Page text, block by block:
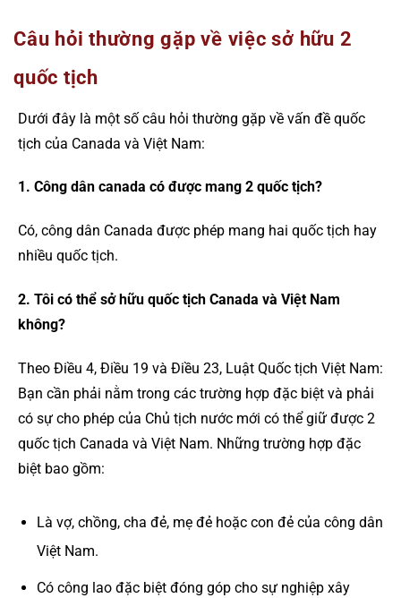
Câu hỏi thường gặp về việc sở hữu 2
quốc tịch
Dưới đây là một số câu hỏi thường gặp về vấn đề quốc
tịch của Canada và Việt Nam:
1. Công dân canada có được mang 2 quốc tịch?
Có, công dân Canada được phép mang hai quốc tịch hay
nhiều quốc tịch.
2. Tôi có thể sở hữu quốc tịch Canada và Việt Nam
không?
Theo Điều 4, Điều 19 và Điều 23, Luật Quốc tịch Việt Nam:
Bạn cần phải nằm trong các trường hợp đặc biệt và phải
có sự cho phép của Chủ tịch nước mới có thể giữ được 2
quốc tịch Canada và Việt Nam. Những trường hợp đặc
biệt bao gồm:
Là vợ, chồng, cha đẻ, mẹ đẻ hoặc con đẻ của công dân
Việt Nam.
Có công lao đặc biệt đóng góp cho sự nghiệp xây